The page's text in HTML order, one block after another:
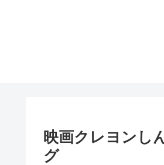
映画クレヨンし
グ